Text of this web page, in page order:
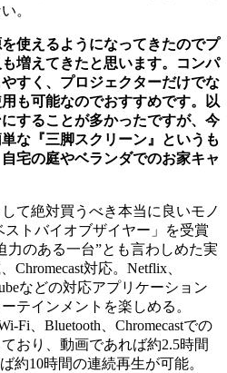
。
使えるようになってきたのでプ
増えてきたと思います。コンパ
すく、プロジェクターだけでな
も可能なのでおすすめです。以
することが多かったですが、今
な『三脚スクリーン』というも
宅の庭やベランダでのお家キャ
て絶対買うべき本当に良いモノ
トバイオブザイヤー」を受賞
力のある一台”とも言わしめた実
Chromecast対応。Netflix、
などの対応アプリケーション
テインメントを楽しめる。
Fi、Bluetooth、Chromecastでの
おり、動画であれば約2.5時間
約10時間の連続再生が可能。